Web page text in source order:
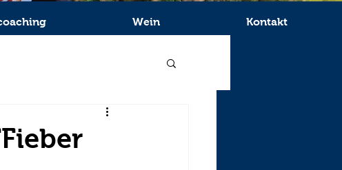
Wein Kontakt